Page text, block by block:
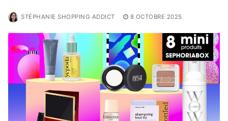
STÉPHANIE SHOPPING ADDICT 8 OCTOBRE 2025